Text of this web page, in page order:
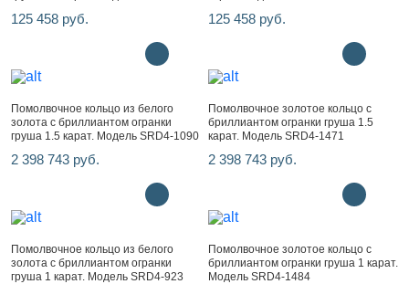
125 458 руб. 125 458 руб.
Помолвочное кольцо из белого
золота с бриллиантом огранки
груша 1.5 карат. Модель SRD4-1090
2 398 743 руб.
Помолвочное золотое кольцо с
бриллиантом огранки груша 1.5
карат. Модель SRD4-1471
2 398 743 руб.
Помолвочное кольцо из белого
золота с бриллиантом огранки
груша 1 карат. Модель SRD4-923
Помолвочное золотое кольцо с
бриллиантом огранки груша 1 карат.
Модель SRD4-1484